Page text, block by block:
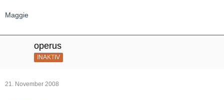
Maggie
operus
INAKTIV
21. November 2008